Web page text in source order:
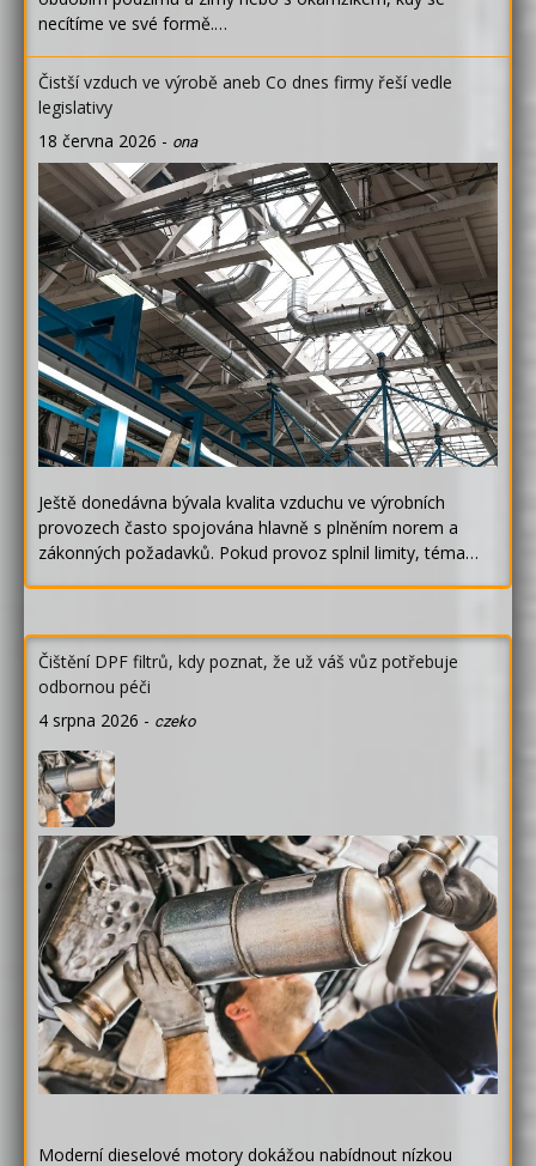
necítíme ve své formě.…
Čistší vzduch ve výrobě aneb Co dnes firmy řeší vedle
legislativy
18 června 2026 - ona
Ještě donedávna bývala kvalita vzduchu ve výrobních
provozech často spojována hlavně s plněním norem a
zákonných požadavků. Pokud provoz splnil limity, téma…
Čištění DPF filtrů, kdy poznat, že už váš vůz potřebuje
odbornou péči
4 srpna 2026 - czeko
Moderní dieselové motory dokážou nabídnout nízkou